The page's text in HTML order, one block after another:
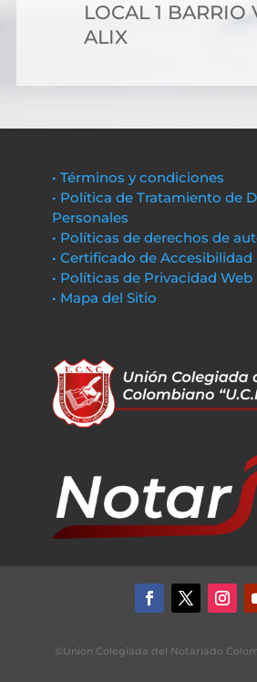
LOCAL 1 BARRIO
ALIX
• Términos y condiciones
• Política de Tratamiento de
Personales
• Políticas de derechos de
• Certificado de Accesibilidad
• Políticas de Privacidad Web
• Mapa del Sitio
©Unión Colegiada del Notariado